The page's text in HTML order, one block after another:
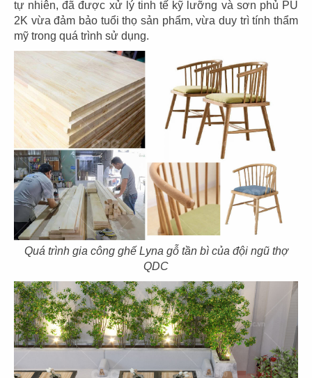
tự nhiên, đã được xử lý tinh tế kỹ lưỡng và sơn phủ PU
2K vừa đảm bảo tuổi thọ sản phẩm, vừa duy trì tính thẩm
mỹ trong quá trình sử dụng.
Quá trình gia công ghế Lyna gỗ tần bì của đội ngũ thợ
QDC
35
EL GAUCHO
CN Thiso Mall
36
EL GAUCHO
CN Hội An
37
EL GAUCHO
38
EL GAUCHO
CN Trần Hưng Đạo
39 40